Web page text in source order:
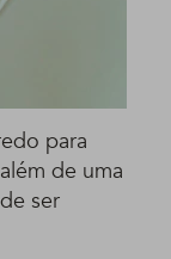
para
de uma
ser